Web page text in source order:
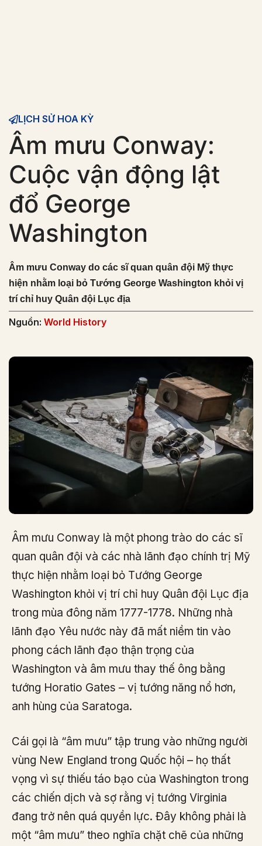
LỊCH SỬ HOA KỲ
Âm mưu Conway:
Cuộc vận động lật
đổ George
Washington
Âm mưu Conway do các sĩ quan quân đội Mỹ thực
hiện nhằm loại bỏ Tướng George Washington khỏi vị
trí chỉ huy Quân đội Lục địa
Nguồn: World History
Âm mưu Conway là một phong trào do các sĩ
quan quân đội và các nhà lãnh đạo chính trị Mỹ
thực hiện nhằm loại bỏ Tướng George
Washington khỏi vị trí chỉ huy Quân đội Lục địa
trong mùa đông năm 1777-1778. Những nhà
lãnh đạo Yêu nước này đã mất niềm tin vào
phong cách lãnh đạo thận trọng của
Washington và âm mưu thay thế ông bằng
tướng Horatio Gates – vị tướng năng nổ hơn,
anh hùng của Saratoga.
Cái gọi là “âm mưu” tập trung vào những người
vùng New England trong Quốc hội – họ thất
vọng vì sự thiếu táo bạo của Washington trong
các chiến dịch và sợ rằng vị tướng Virginia
đang trở nên quá quyền lực. Đây không phải là
một “âm mưu” theo nghĩa chặt chẽ của những